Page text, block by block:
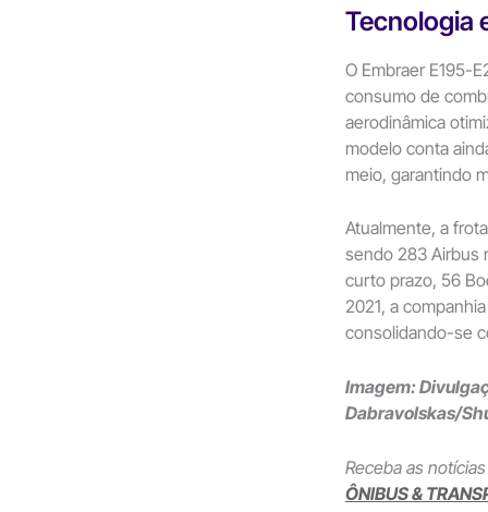
Tecnologia
O Embraer E195-
consumo de
aerodinâmica
modelo conta
meio, garantindo
Atualmente, a
sendo 283 Airbus
curto prazo, 56
2021, a
consolidando-se
Imagem:
Dabravolskas/
Receba as
ÔNIBUS &